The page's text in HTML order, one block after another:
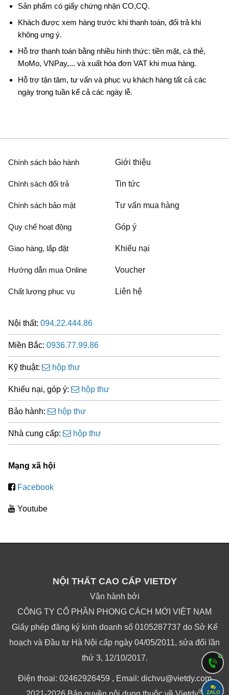
Sản phẩm có giấy chứng nhận CO,CQ.
Khách được xem hàng trước khi thanh toán, đổi trả khi
không ưng ý.
Hỗ trợ thanh toán bằng nhiều hình thức: tiền mặt, cà thẻ,
MoMo, VNPay,... và xuất hóa đơn VAT khi mua hàng.
Hỗ trợ tận tâm, tư vấn và phục vụ khách hàng tất cả các
ngày trong tuần kể cả các ngày lễ.
Chính sách bảo hành
Chính sách đổi trả
Chính sách bảo mật
Quy chế hoạt động
Giao hàng, lắp đặt
Hướng dẫn mua Online
Chất lượng phục vụ
Giới thiệu
Tin tức
Tư vấn mua hàng
Góp ý
Khiếu nại
Voucher
Liên hệ
Nội thất: 094.22.444.86
Miền Bắc: 0936.77.99.86
Kỹ thuật: hộp thư
Khiếu nại, góp ý: hộp thư
Bảo hành: hộp thư
Nhà cung cấp: hộp thư
Mạng xã hội
Facebook
Youtube
NỘI THẤT CAO CẤP VIETDY
Vận hành bởi
CÔNG TY CỔ PHẦN PHONG CÁCH MỚI VIỆT NAM
Giấy phép đăng ký kinh doanh số 0105287737 do Sở Kế
hoạch và Đầu tư Hà Nội cấp ngày 04/05/2011, sửa đổi lần
thứ 3, 12/10/2017.
Điện thoại: 02462926459 , Email: dichvu@vietdy.com
® ZALO